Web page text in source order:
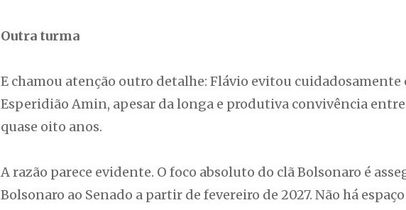
Outra turma
E chamou atenção outro detalhe: Flávio evitou
Esperidião Amin, apesar da longa e produtiva convivência
quase oito anos.
A razão parece evidente. O foco absoluto do clã Bolsonaro é
Bolsonaro ao Senado a partir de fevereiro de 2027. Não há